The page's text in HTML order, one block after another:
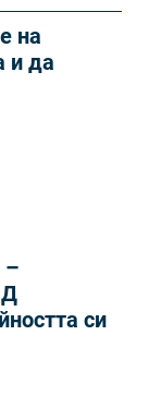
на
и да
–
си